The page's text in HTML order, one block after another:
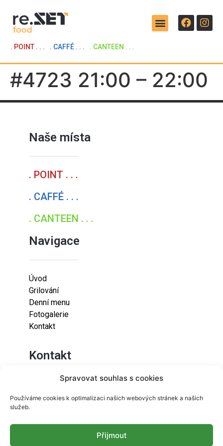
Spravovat souhlas s cookies
Používáme cookies k optimalizaci našich webových stránek a našich
služeb.
Přijmout
. POINT . . . . CAFFÉ . . . . CANTEEN . . .
#4723 21:00 – 22:00
Naše místa
. POINT . . .
. CAFFÉ . . .
. CANTEEN . . .
Navigace
Úvod
Grilování
Denní menu
Fotogalerie
Kontakt
Kontakt
Lazaretní 925/9